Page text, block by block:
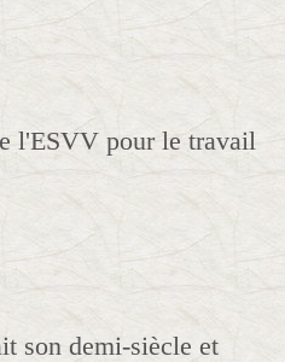
l'ESVV pour le travail
son demi-siècle et